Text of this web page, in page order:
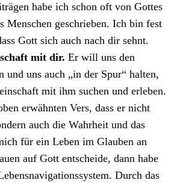
habe ich schon oft von Gottes
Menschen geschrieben. Ich bin fest
Gott sich auch nach dir sehnt.
mit dir. Er will uns den
und uns auch „in der Spur“ halten,
mit ihm suchen und erleben.
erwähnten Vers, dass er nicht
auch die Wahrheit und das
für ein Leben im Glauben an
auf Gott entscheide, dann habe
Durch das